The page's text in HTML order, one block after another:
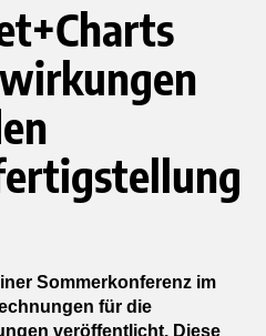
Sommerkonferenz im
für die
veröffentlicht. Diese